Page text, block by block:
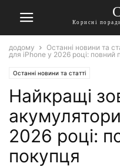
Корисні
додому Останні новини та
для iPhone у 2026 році: повний
Останні новини та статті
Найкращі
2026 році:
покупця